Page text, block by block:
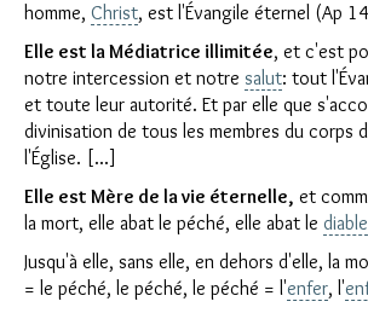
homme, Christ, est l'Évangile éternel (Ap
Elle est la Médiatrice illimitée, et c'est
notre intercession et notre salut: tout
et toute leur autorité. Et par elle que
divinisation de tous les membres du corps
l'Église. [...]
Elle est Mère de la vie éternelle, et
la mort, elle abat le péché, elle abat le diable
Jusqu'à elle, sans elle, en dehors d'elle, la
= le péché, le péché, le péché = l'enfer, l'